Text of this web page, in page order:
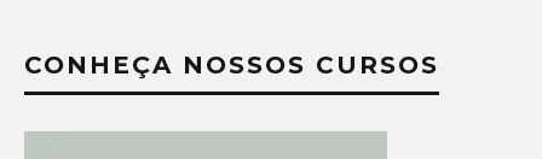
CONHEÇA NOSSOS CURSOS